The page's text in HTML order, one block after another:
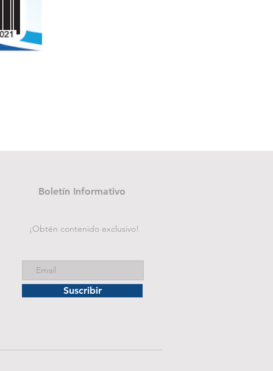
Boletín Informativo
¡Obtén contenido exclusivo!
Suscribir